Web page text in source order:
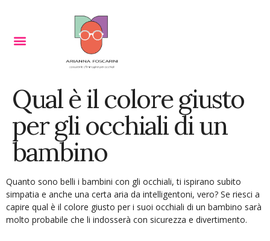
Qual è il colore giusto
per gli occhiali di un
bambino
Quanto sono belli i bambini con gli occhiali, ti ispirano subito
simpatia e anche una certa aria da intelligentoni, vero? Se riesci a
capire qual è il colore giusto per i suoi occhiali di un bambino sarà
molto probabile che li indosserà con sicurezza e divertimento.